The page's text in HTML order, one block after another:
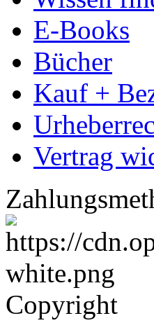
- Es dauert
- Jede
Allgemein
Home
Arbeiten
Katalog
Tipps und
Die